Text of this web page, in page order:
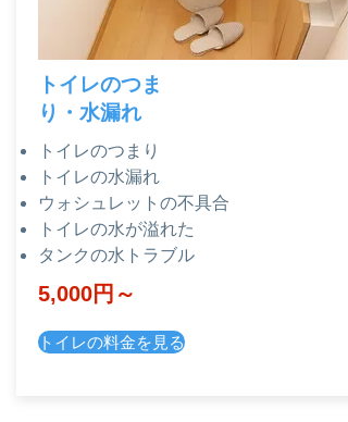
トイレのつま
り・水漏れ
トイレのつまり
トイレの水漏れ
ウォシュレットの不具合
​トイレの水が溢れた
タンクの水トラブル
​5,000円～
トイレの料金を見る